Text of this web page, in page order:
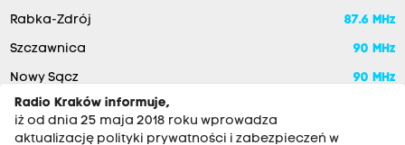
Rabka-Zdrój 87.6 MHz
Szczawnica 90 MHz
Nowy Sącz
90 MHz
Radio Kraków informuje,
iż od dnia 25 maja 2018 roku wprowadza
aktualizację polityki prywatności i zabezpieczeń w